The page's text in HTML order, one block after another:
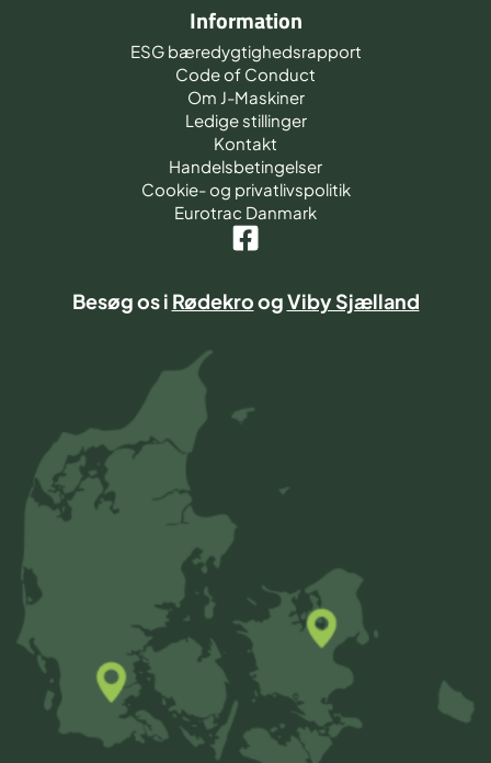
Information
ESG bæredygtighedsrapport
Code of Conduct
Om J-Maskiner
Ledige stillinger
Kontakt
Handelsbetingelser
Cookie- og privatlivspolitik
Eurotrac Danmark
Besøg os i RødekroogViby Sjælland